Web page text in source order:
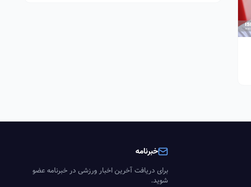
خبرنامه
برای دریافت آخرین اخبار ورزشی در خبرنامه عضو
شوید.